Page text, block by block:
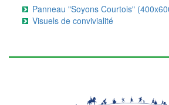
Panneau "Soyons Courtois"
Visuels de convivialité